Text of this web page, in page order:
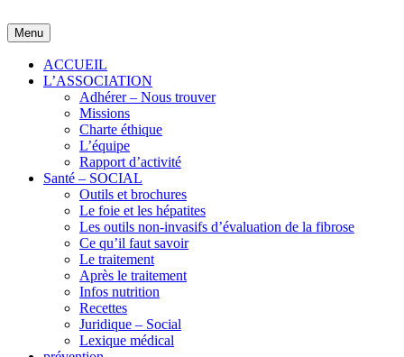
to
content
Menu
ACCUEIL
L’ASSOCIATION
Adhérer – Nous trouver
Missions
Charte éthique
L’équipe
Rapport d’activité
Santé – SOCIAL
Outils et brochures
Le foie et les hépatites
Les outils non-invasifs d’évaluation de la fibrose
Ce qu’il faut savoir
Le traitement
Après le traitement
Infos nutrition
Recettes
Juridique – Social
Lexique médical